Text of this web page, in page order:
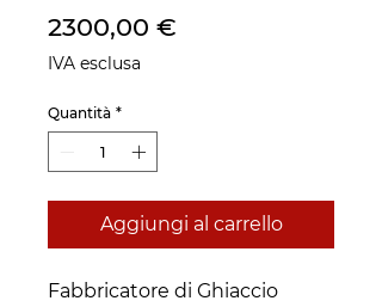
2300,00 €
IVA esclusa
Quantità *
Aggiungi al carrello
Fabbricatore di Ghiaccio